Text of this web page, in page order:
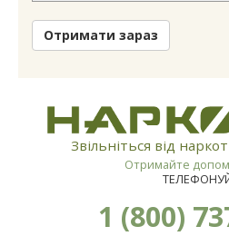
Отримати зараз
Звільніться від
Отримайте
1 (800)